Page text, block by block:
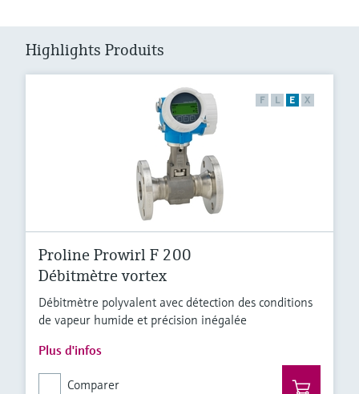
Highlights Produits
F L E X
Proline Prowirl F 200
Débitmètre vortex
Débitmètre polyvalent avec détection des conditions
de vapeur humide et précision inégalée
Plus d'infos
Comparer